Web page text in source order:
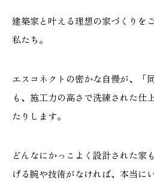
エスコネについて
施工ギャラリー
STAFF BLOG
スタッフブログ
建築家と叶える理想の家づくりを
私たち。
エスコネクトの密かな自慢が、「
も、施工力の高さで洗練された仕
たりします。
どんなにかっこよく設計された家
げる腕や技術がなければ、本当に